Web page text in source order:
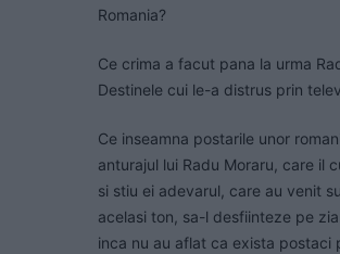
Romania?
Ce crima a facut pana la urma
Destinele cui le-a distrus prin
Ce inseamna postarile unor
anturajul lui Radu Moraru, care il
si stiu ei adevarul, care au venit
acelasi ton, sa-l desfiinteze pe
inca nu au aflat ca exista postaci